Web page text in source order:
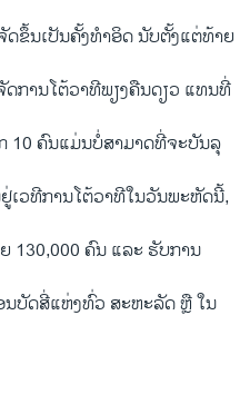
ຂຶ້ນ​ເປັນ​ຄັ້ງ​ທຳ​ອິດ ​ນັບ​ຕັ້ງ​ແຕ່​ທ້າຍ​
ດການໂຕ້ວາທີພຽງຄືນດຽວ ແທນທີ່
10 ຄົນແມ່ນບໍ່ສາມາດທີ່ຈະບັນລຸ
ເວທີການໂຕ້ວາທີໃນວັນພະຫັດນີ້,
130,000 ຄົນ ແລະ ຮັບການ
ນບັດສີ່ແຫ່ງທົ່ວ ສະຫະລັດ ຫຼື ໃນ